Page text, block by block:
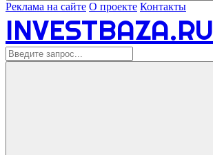
Реклама на сайте О проекте Контакты
INVESTBAZA.RU